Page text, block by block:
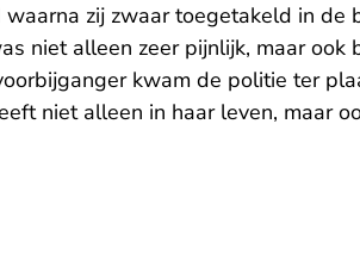
zij zwaar toegetakeld in de
niet alleen zeer pijnlijk, maar ook
kwam de politie ter
niet alleen in haar leven, maar